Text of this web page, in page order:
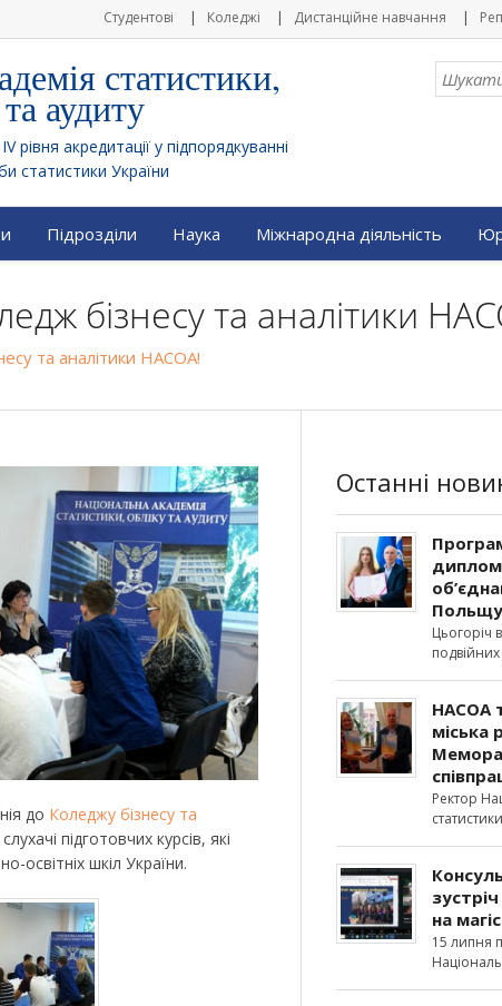
Студентові Коледжі Дистанційне навчання
статистики,
аудиту
акредитації у підпорядкуванні
статистики України
Підрозділи Наука Міжнародна діяльність
бізнесу та аналітики
та аналітики НАСОА!
до Коледжу бізнесу та
підготовчих курсів, які
освітніх шкіл України.
Останні
Польщу
Цьогоріч
НАСОА
міська
Ректор
на
15 липня